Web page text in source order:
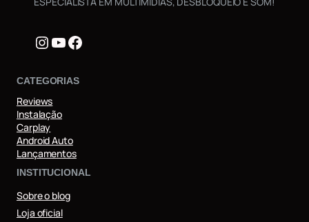
Instagram
Youtube
Facebook
CATEGORIAS
Reviews
Instalação
Carplay
Android Auto
Lançamentos
INSTITUCIONAL
Sobre o blog
Loja oficial